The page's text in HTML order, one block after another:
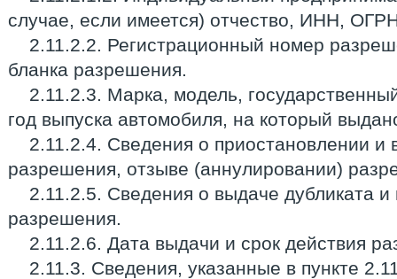
случае, если имеется) отчество, ИНН,
2.11.2.2. Регистрационный номер
бланка разрешения.
2.11.2.3. Марка, модель,
год выпуска автомобиля, на который
2.11.2.4. Сведения о приостановлении и
разрешения, отзыве (аннулировании)
2.11.2.5. Сведения о выдаче дубликата
разрешения.
2.11.2.6. Дата выдачи и срок действия
2.11.3. Сведения, указанные в пункте